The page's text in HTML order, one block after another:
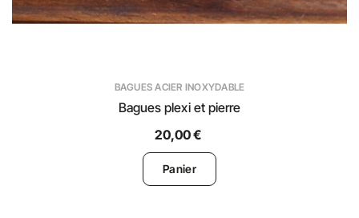
BAGUES ACIER INOXYDABLE
Bagues plexi et pierre
20,00 €
Panier